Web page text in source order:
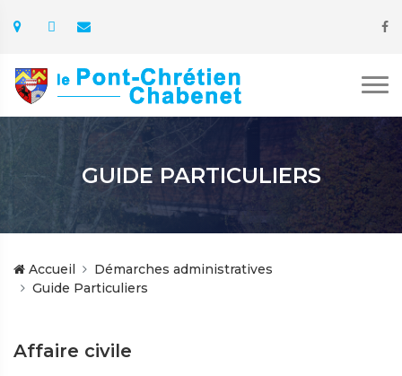
GUIDE PARTICULIERS
Accueil
Démarches administratives
Guide Particuliers
Affaire civile